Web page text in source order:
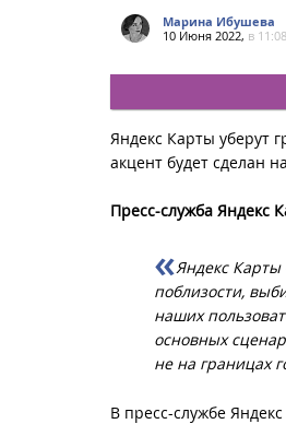
Марина Ибушева
10 Июня 2022, в 11:08
Яндекс Карты уберут
акцент будет сделан
Пресс-служба Яндекс
Яндекс Карты
поблизости,
наших
основных
не на границах
В пресс-службе